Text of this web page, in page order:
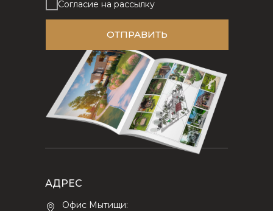
Согласие на рассылку
ОТПРАВИТЬ
АДРЕС
Офис Мытищи: